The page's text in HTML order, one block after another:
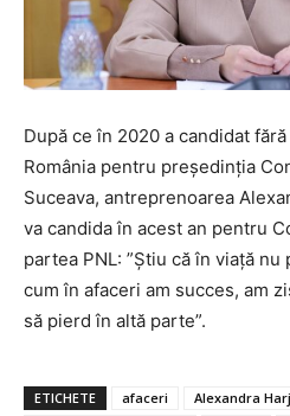
După ce în 2020 a candidat
România pentru președinția
Suceava, antreprenoarea
va candida în acest an pentru
partea PNL: ”Știu că în viață
cum în afaceri am succes, am
să pierd în altă parte”.
ETICHETE afaceri
Alexandra